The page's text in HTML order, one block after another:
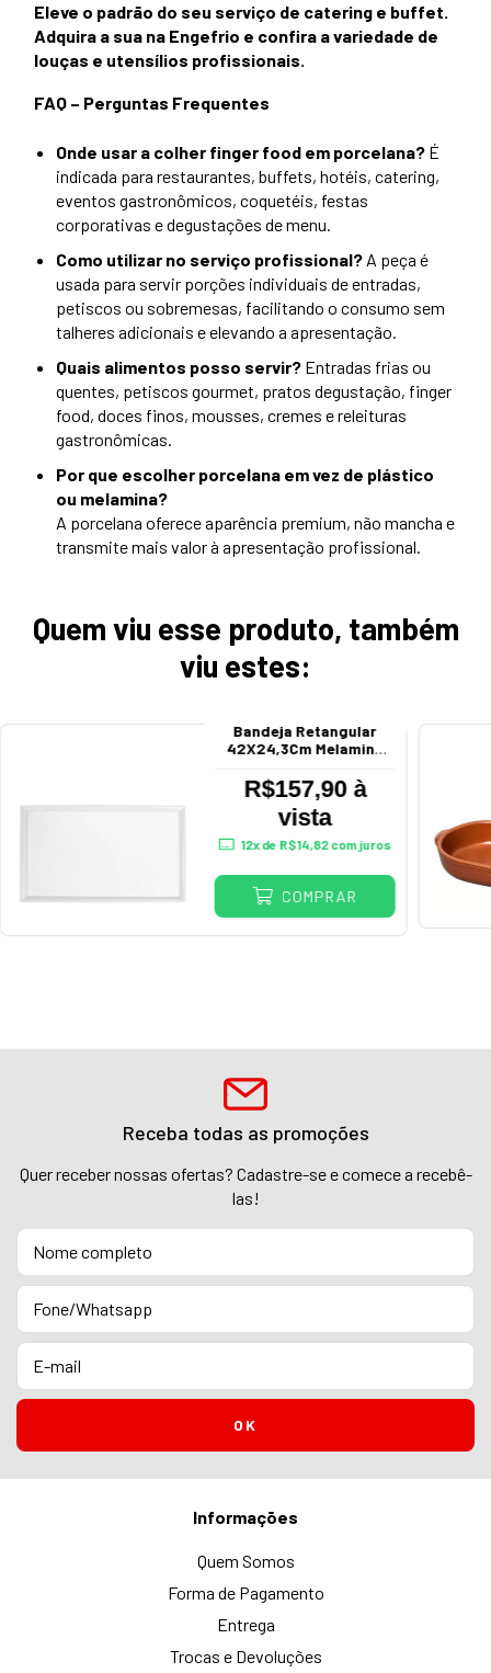
Eleve o padrão do seu serviço de catering e buffet.
Adquira a sua na Engefrio e confira a variedade de
louças e utensílios profissionais.
FAQ – Perguntas Frequentes
Onde usar a colher finger food em porcelana? É
indicada para restaurantes, buffets, hotéis, catering,
eventos gastronômicos, coquetéis, festas
corporativas e degustações de menu.
Como utilizar no serviço profissional? A peça é
usada para servir porções individuais de entradas,
petiscos ou sobremesas, facilitando o consumo sem
talheres adicionais e elevando a apresentação.
Quais alimentos posso servir? Entradas frias ou
quentes, petiscos gourmet, pratos degustação, finger
food, doces finos, mousses, cremes e releituras
gastronômicas.
Por que escolher porcelana em vez de plástico
ou melamina?
A porcelana oferece aparência premium, não mancha e
transmite mais valor à apresentação profissional.
Quem viu esse produto, também
viu estes:
Bandeja Retangular
42X24,3Cm Melamina
R$157,90 à
vista
12x de R$14,82com juros
COMPRAR
Receba todas as promoções
Quer receber nossas ofertas? Cadastre-se e comece a recebê-
las!
Informações
Quem Somos
Forma de Pagamento
Entrega
Trocas e Devoluções